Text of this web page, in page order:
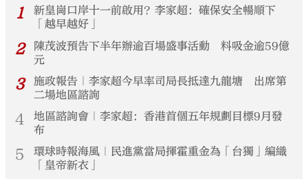
1
新皇崗口岸十一前啟用？李家超：確保安全暢順下
「越早越好」
2
陳茂波預告下半年辦逾百場盛事活動 料吸金逾59億
元
3
施政報告｜李家超今早率司局長抵達九龍塘 出席第
二場地區諮詢
4
地區諮詢會｜李家超：香港首個五年規劃目標9月發
布
5
環球時報海風｜民進黨當局揮霍重金為「台獨」編織
「皇帝新衣」